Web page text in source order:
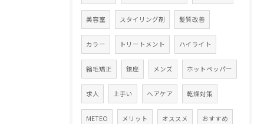
美容室 スタイリング剤 髪質改善
カラー トリートメント ハイライト
縮毛矯正 銀座 メンズ ホットペッパー
求人 上手い ヘアケア 乾燥対策
METEO メリット オススメ おすすめ